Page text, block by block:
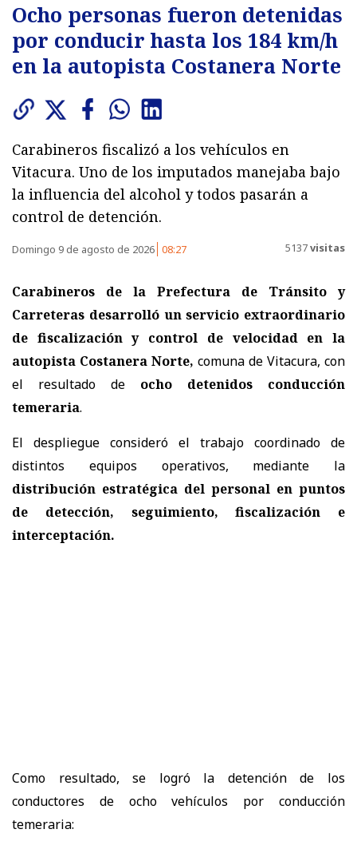
Ocho personas fueron detenidas
por conducir hasta los 184 km/h
en la autopista Costanera Norte
Carabineros fiscalizó a los vehículos en
Vitacura. Uno de los imputados manejaba bajo
la influencia del alcohol y todos pasarán a
control de detención.
Domingo 9 de agosto de 2026 08:27 5137visitas
Carabineros de la Prefectura de Tránsito y
Carreteras desarrolló un servicio extraordinario
de fiscalización y control de velocidad en la
autopista Costanera Norte, comuna de Vitacura, con
el resultado de ocho detenidos conducción
temeraria.
El despliegue consideró el trabajo coordinado de
distintos equipos operativos, mediante la
distribución estratégica del personal en puntos
de detección, seguimiento, fiscalización e
interceptación.
Como resultado, se logró la detención de los
conductores de ocho vehículos por conducción
temeraria: